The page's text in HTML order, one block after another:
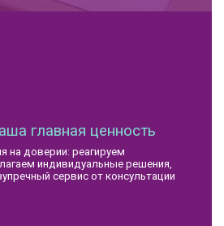
главная ценность
на доверии: реагируем
индивидуальные решения,
сервис от консультации